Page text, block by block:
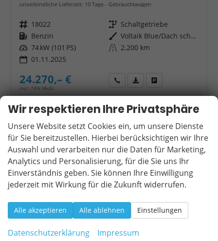
unverbindliche Lieferzeit: 10 Tage Gebrauchtwagen
Fahrzeugnr. 18022 Getriebe Schaltgetriebe
Kraftstoff Benzin Außenfarbe
Voltaik Blue/Dach schwarz Metallic ()
Leistung 74 kW (101 PS) Kilometerstand 2.200 km
01.11.2025
24.270,– €
incl. 19% MwSt.
Wir rufen Sie anFahrzeugexposé (PDF)
Verbrauch kombiniert:5,30 l/100km
CO2-Emissionen:118,00 g/km
Datensätze pro Seite:
10 20 50 100 250
Seiten:
Fahrzeugnr.
Wir respektieren Ihre Privatsphäre
Unsere Website setzt Cookies ein, um unsere Dienste
für Sie bereitzustellen. Hierbei berücksichtigen wir Ihre
Auswahl und verarbeiten nur die Daten für Marketing,
Analytics und Personalisierung, für die Sie uns Ihr
Einverständnis geben. Sie können Ihre Einwilligung
jederzeit mit Wirkung für die Zukunft widerrufen.
Alle akzeptieren Alle ablehnen Einstellungen
Datenschutzerklärung Impressum